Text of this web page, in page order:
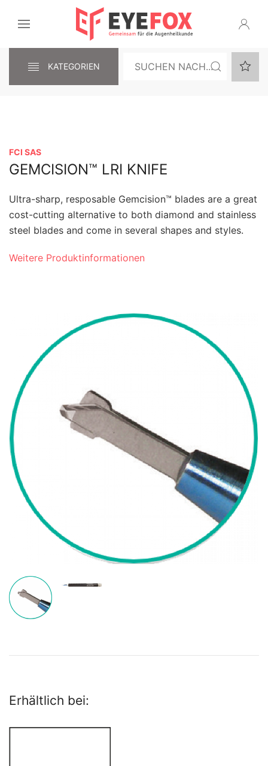
KATEGORIEN
FCI SAS
GEMCISION™ LRI KNIFE
Ultra-sharp, resposable Gemcision™ blades are a great
cost-cutting alternative to both diamond and stainless
steel blades and come in several shapes and styles.
Weitere Produktinformationen
Erhältlich bei: